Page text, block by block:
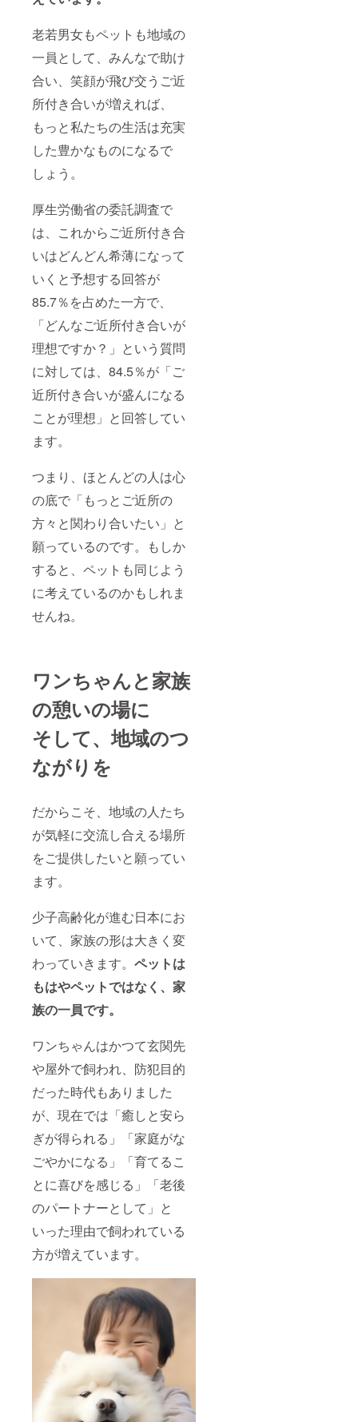
老若男女もペットも地域の
一員として、みんなで助け
合い、笑顔が飛び交うご近
所付き合いが増えれば、
もっと私たちの生活は充実
した豊かなものになるで
しょう。
厚生労働省の委託調査で
は、これからご近所付き合
いはどんどん希薄になって
いくと予想する回答が
85.7％を占めた一方で、
「どんなご近所付き合いが
理想ですか？」という質問
に対しては、84.5％が「ご
近所付き合いが盛んになる
ことが理想」と回答してい
ます。
つまり、ほとんどの人は心
の底で「もっとご近所の
方々と関わり合いたい」と
願っているのです。もしか
すると、ペットも同じよう
に考えているのかもしれま
せんね。
ワンちゃんと家族
の憩いの場に
そして、地域のつ
ながりを
だからこそ、地域の人たち
が気軽に交流し合える場所
をご提供したいと願ってい
ます。
少子高齢化が進む日本にお
いて、家族の形は大きく変
わっていきます。 ペットは
もはやペットではなく、家
族の一員です。
ワンちゃんはかつて玄関先
や屋外で飼われ、防犯目的
だった時代もありました
が、現在では「癒しと安ら
ぎが得られる」「家庭がな
ごやかになる」「育てるこ
とに喜びを感じる」「老後
のパートナーとして」と
いった理由で飼われている
方が増えています。